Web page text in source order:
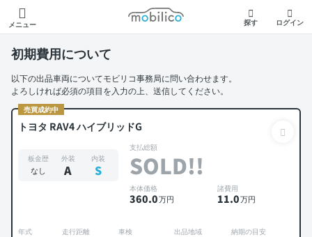
メニュー
モビリコ
探す ログイン
初期費用について
以下の出品車両についてモビリコ事務局に問い合わせます。
よろしければ必須の項目を入力の上、送信してください。
売買成約中
トヨタ RAV4 ハイブリッドG
板金歴
なし
外装
A
内装
S
支払総額
SOLD!!
本体価格
360.0万円
諸費用
11.0万円
年式 走行距離 車検 出品地域 納期の目安